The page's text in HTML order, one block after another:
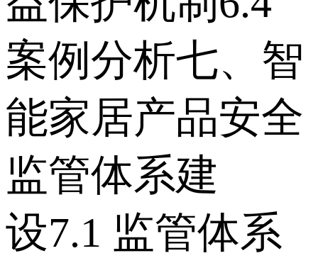
案例分析 七、智
能家居产品安全
监管体系建
设 7.1 监管体系